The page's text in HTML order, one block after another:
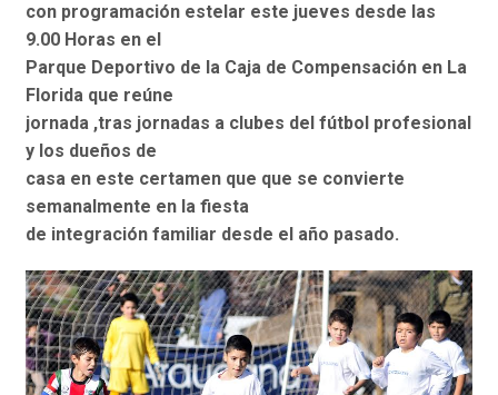
con programación estelar este jueves desde las
9.00 Horas en el
Parque Deportivo de la Caja de Compensación en La
Florida que reúne
jornada ,tras jornadas a clubes del fútbol profesional
y los dueños de
casa en este certamen que que se convierte
semanalmente en la fiesta
de integración familiar desde el año pasado.